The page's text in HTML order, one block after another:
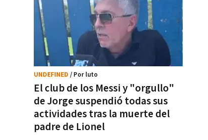
El club de los Messi y "orgullo"
de Jorge suspendió todas sus
actividades tras la muerte del
padre de Lionel
UNDEFINED / Por luto